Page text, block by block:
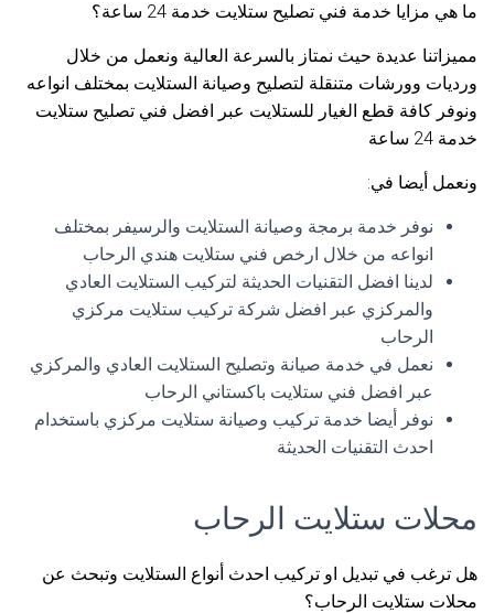
ما هي مزايا خدمة فني تصليح ستلايت خدمة 24 ساعة؟
مميزاتنا عديدة حيث نمتاز بالسرعة العالية ونعمل من خلال
ورديات وورشات متنقلة لتصليح وصيانة الستلايت بمختلف انواعه
ونوفر كافة قطع الغيار للستلايت عبر افضل فني تصليح ستلايت
خدمة 24 ساعة
ونعمل أيضا في:
نوفر خدمة برمجة وصيانة الستلايت والرسيفر بمختلف
انواعه من خلال ارخص فني ستلايت هندي الرحاب
لدينا افضل التقنيات الحديثة لتركيب الستلايت العادي
والمركزي عبر افضل شركة تركيب ستلايت مركزي
الرحاب
نعمل في خدمة صيانة وتصليح الستلايت العادي والمركزي
عبر افضل فني ستلايت باكستاني الرحاب
نوفر أيضا خدمة تركيب وصيانة ستلايت مركزي باستخدام
احدث التقنيات الحديثة
محلات ستلايت الرحاب
هل ترغب في تبديل او تركيب احدث أنواع الستلايت وتبحث عن
محلات ستلايت الرحاب؟